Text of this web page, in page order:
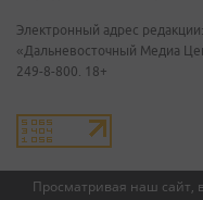
Просматривая наш сайт,
Электронный адрес
«Дальневосточный Медиа
249-8-800. 18+